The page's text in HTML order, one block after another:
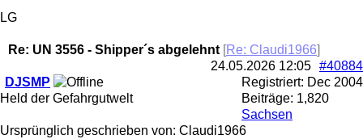
LG
Re: UN 3556 - Shipper´s abgelehnt [Re: Claudi1966]
#40884
24.05.2026 12:05
Registriert: Dec 2004
Beiträge: 1,820
Sachsen
DJSMP
Held der Gefahrgutwelt
Ursprünglich geschrieben von: Claudi1966